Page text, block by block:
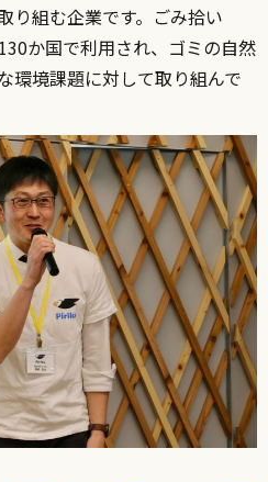
り組む企業です。ごみ拾い
か国で利用され、ゴミの自然
環境課題に対して取り組んで